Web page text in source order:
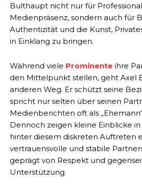
Bulthaupt nicht nur für
Medienpräsenz, sondern auch für
Authentizität und die Kunst,
in Einklang zu bringen.
Während viele Prominente ihre
den Mittelpunkt stellen, geht Axel
anderen Weg. Er schützt seine
spricht nur selten über seinen
Medienberichten oft als
Dennoch zeigen kleine Einblicke in
hinter diesem diskreten Auftreten
vertrauensvolle und stabile
geprägt von Respekt und
Unterstützung.